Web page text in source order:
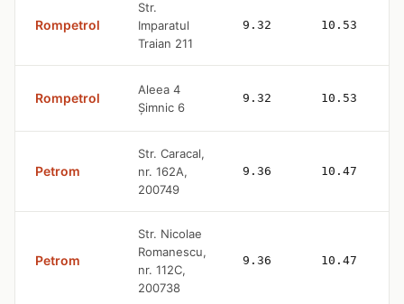
Rompetrol
Str.
Imparatul
Traian 211
9.32 10.53
Rompetrol
Aleea 4
Șimnic 6
9.32 10.53
Petrom
Str. Caracal,
nr. 162A,
200749
9.36 10.47
Petrom
Str. Nicolae
Romanescu,
nr. 112C,
200738
9.36 10.47